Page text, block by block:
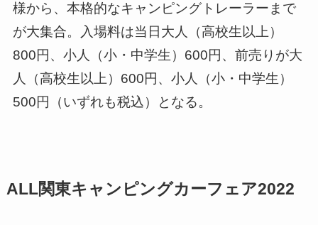
様から、本格的なキャンピングトレーラーまで
が大集合。入場料は当日大人（高校生以上）
800円、小人（小・中学生）600円、前売りが大
人（高校生以上）600円、小人（小・中学生）
500円（いずれも税込）となる。
ALL関東キャンピングカーフェア2022